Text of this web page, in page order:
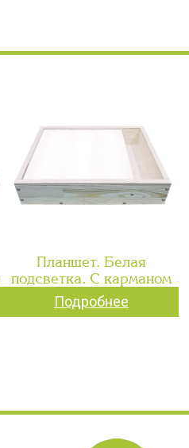
Планшет. Белая
подсветка. С карманом
Подробнее